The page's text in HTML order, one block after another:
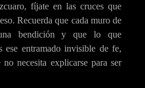
fíjate en las cruces que
Recuerda que cada muro de
bendición y que lo que
ese entramado invisible de fe,
necesita explicarse para ser